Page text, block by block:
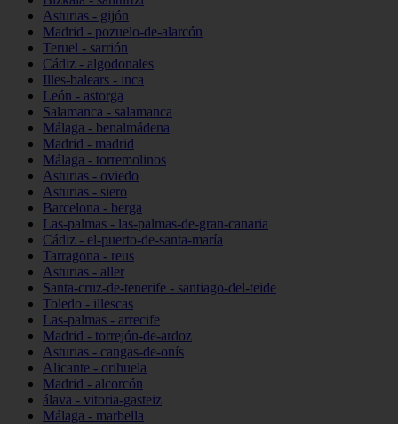
Asturias - gijón
Madrid - pozuelo-de-alarcón
Teruel - sarrión
Cádiz - algodonales
Illes-balears - inca
León - astorga
Salamanca - salamanca
Málaga - benalmádena
Madrid - madrid
Málaga - torremolinos
Asturias - oviedo
Asturias - siero
Barcelona - berga
Las-palmas - las-palmas-de-gran-canaria
Cádiz - el-puerto-de-santa-maría
Tarragona - reus
Asturias - aller
Santa-cruz-de-tenerife - santiago-del-teide
Toledo - illescas
Las-palmas - arrecife
Madrid - torrejón-de-ardoz
Asturias - cangas-de-onís
Alicante - orihuela
Madrid - alcorcón
álava - vitoria-gasteiz
Málaga - marbella